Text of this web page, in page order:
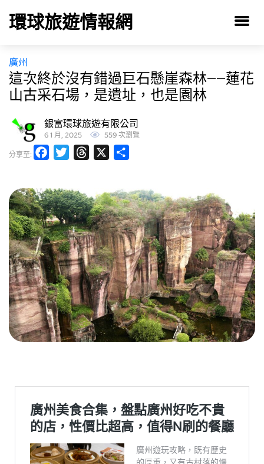
環球旅遊情報網
廣州
這次終於沒有錯過巨石懸崖森林——蓮花
山古采石場，是遺址，也是園林
銀富環球旅遊有限公司
6 1 月, 2025 559 次瀏覽
分享至: FacebookTwitterThreads